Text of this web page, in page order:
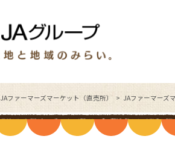
JAファーマーズマーケット（直売所） JAファーマーズ